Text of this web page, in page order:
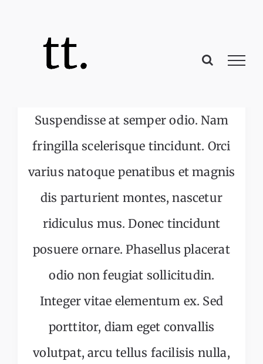
Suspendisse at semper odio. Nam
fringilla scelerisque tincidunt. Orci
varius natoque penatibus et magnis
dis parturient montes, nascetur
ridiculus mus. Donec tincidunt
posuere ornare. Phasellus placerat
odio non feugiat sollicitudin.
Integer vitae elementum ex. Sed
porttitor, diam eget convallis
volutpat, arcu tellus facilisis nulla,